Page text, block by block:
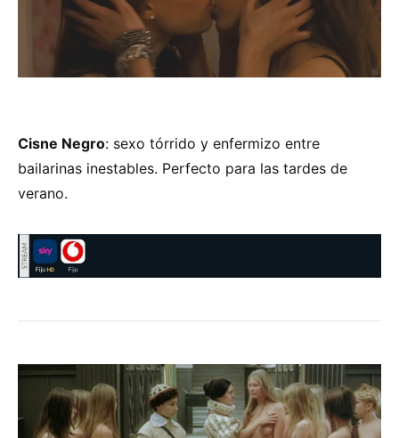
Cisne Negro: sexo tórrido y enfermizo entre
bailarinas inestables. Perfecto para las tardes de
verano.